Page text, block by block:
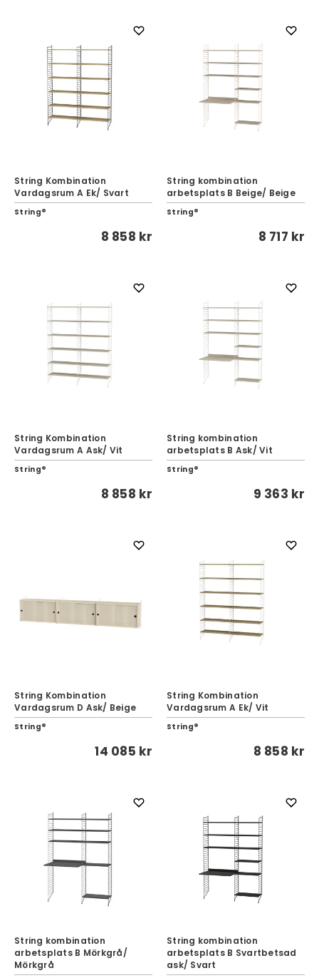
String Kombination
Vardagsrum A Ek/ Svart
String®
8 858 kr
String kombination
arbetsplats B Beige/ Beige
String®
8 717 kr
String Kombination
Vardagsrum A Ask/ Vit
String®
8 858 kr
String kombination
arbetsplats B Ask/ Vit
String®
9 363 kr
String Kombination
Vardagsrum D Ask/ Beige
String®
14 085 kr
String Kombination
Vardagsrum A Ek/ Vit
String®
8 858 kr
String kombination
arbetsplats B Mörkgrå/
Mörkgrå
String kombination
arbetsplats B Svartbetsad
ask/ Svart